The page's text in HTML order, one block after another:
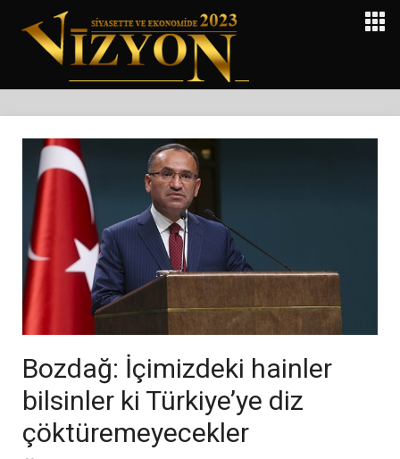
Bozdağ: İçimizdeki hainler
bilsinler ki Türkiye’ye diz
çöktüremeyecekler